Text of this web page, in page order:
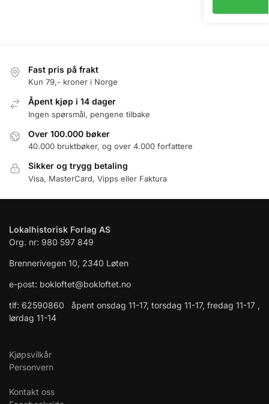
Fast pris på frakt
Kun 79,- kroner i Norge
Åpent kjøp i 14 dager
Ingen spørsmål, pengene tilbake
Over 100.000 bøker
40.000 bruktbøker, og over 4.000 forfattere
Sikker og trygg betaling
Visa, MasterCard, Vipps eller Faktura
Lokalhistorisk Forlag AS
Org. nr: 980 597 849
Brennerivegen 10, 2340 Løten
e-post: bokloftet@bokloftet.no
tlf: 62590860 åpent onsdag 11-17, torsdag 11-17, fredag 11-17 ,
lørdag 11-14
Kjøpsvilkår
Personvern
Kontakt oss